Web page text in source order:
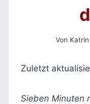
Von
Zuletzt
Sieben Minuten